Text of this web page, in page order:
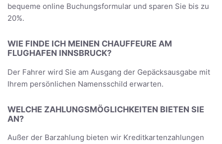
bequeme online Buchungsformular und sparen Sie bis zu
20%.
WIE FINDE ICH MEINEN CHAUFFEURE AM
FLUGHAFEN INNSBRUCK?
Der Fahrer wird Sie am Ausgang der Gepäcksausgabe mit
Ihrem persönlichen Namensschild erwarten.
WELCHE ZAHLUNGSMÖGLICHKEITEN BIETEN SIE
AN?
Außer der Barzahlung bieten wir Kreditkartenzahlungen